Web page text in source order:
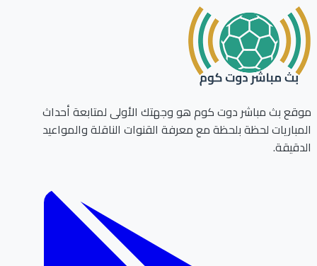
بث مباشر دوت كوم هو وجهتك الأولى لمتابعة أحداث
لحظة بلحظة مع معرفة القنوات الناقلة والمواعيد